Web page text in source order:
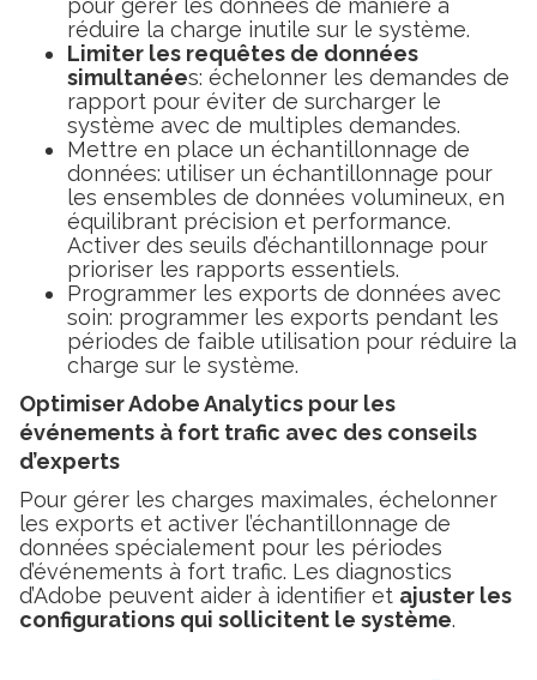
pour gérer les données de manière à
réduire la charge inutile sur le système.
Limiter les requêtes de données
simultanées: échelonner les demandes de
rapport pour éviter de surcharger le
système avec de multiples demandes.
Mettre en place un échantillonnage de
données: utiliser un échantillonnage pour
les ensembles de données volumineux, en
équilibrant précision et performance.
Activer des seuils d’échantillonnage pour
prioriser les rapports essentiels.
Programmer les exports de données avec
soin: programmer les exports pendant les
périodes de faible utilisation pour réduire la
charge sur le système.
Optimiser Adobe Analytics pour les
événements à fort trafic avec des conseils
d’experts
Pour gérer les charges maximales, échelonner
les exports et activer l’échantillonnage de
données spécialement pour les périodes
d’événements à fort trafic. Les diagnostics
d’Adobe peuvent aider à identifier et ajuster les
configurations qui sollicitent le système.